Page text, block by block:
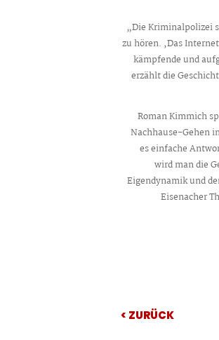
„Die Kriminalpolizei
zu hören. ‚Das
kämpfende und
erzählt die
Roman Kimmich
Nachhause-Gehen
es einfache
wird man die
Eigendynamik und
Eisenacher
< ZURÜCK